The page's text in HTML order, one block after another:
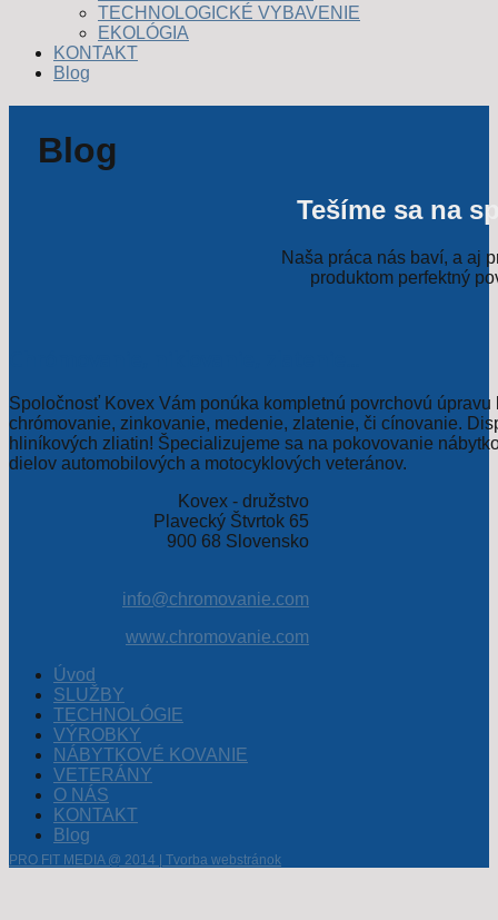
TECHNOLOGICKÉ VYBAVENIE
EKOLÓGIA
KONTAKT
Blog
Blog
Tešíme sa na
Naša práca nás baví, a aj
produktom perfektný
Spoločnosť Kovex Vám ponúka kompletnú povrchovú
chrómovanie, zinkovanie, medenie, zlatenie, či cínovanie.
hliníkových zliatin! Špecializujeme sa na pokovovanie
dielov automobilových a motocyklových veteránov.
Kovex - družstvo
Plavecký Štvrtok 65
900 68 Slovensko
info@chromovanie.com
www.chromovanie.com
Úvod
SLUŽBY
TECHNOLÓGIE
VÝROBKY
NÁBYTKOVÉ KOVANIE
VETERÁNY
O NÁS
KONTAKT
Blog
PRO FIT MEDIA @ 2014 | Tvorba webstránok